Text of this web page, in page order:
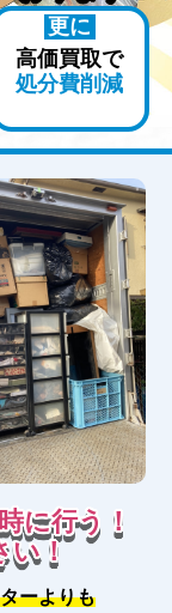
更に
高価買取で
処分費削減
に行う！
い！
ーよりも